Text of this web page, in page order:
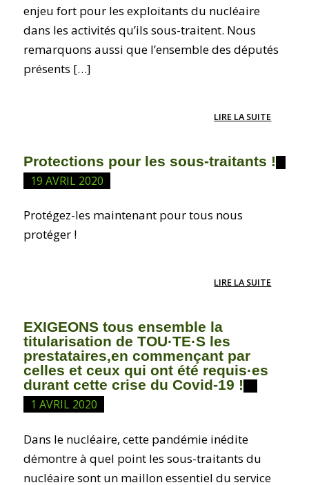
enjeu fort pour les exploitants du nucléaire
dans les activités qu’ils sous-traitent. Nous
remarquons aussi que l’ensemble des députés
présents […]
LIRE LA SUITE
Protections pour les sous-traitants !
19 AVRIL 2020
Protégez-les maintenant pour tous nous
protéger !
LIRE LA SUITE
EXIGEONS tous ensemble la
titularisation de TOU·TE·S les
prestataires,en commençant par
celles et ceux qui ont été requis·es
durant cette crise du Covid-19 !
1 AVRIL 2020
Dans le nucléaire, cette pandémie inédite
démontre à quel point les sous-traitants du
nucléaire sont un maillon essentiel du service